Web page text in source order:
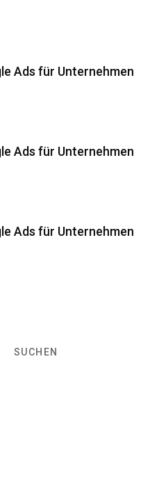
Ads für Unternehmen
Ads für Unternehmen
Ads für Unternehmen
SUCHEN